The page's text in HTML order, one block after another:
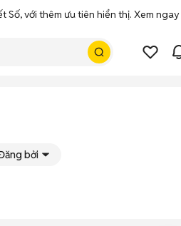
Số, với thêm ưu tiên hiển thị. Xem ngay
bởi